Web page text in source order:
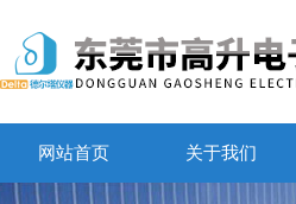
网站首页 关于我们